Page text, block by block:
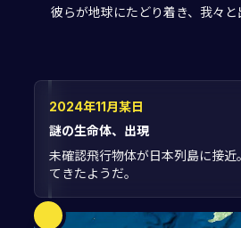
彼らが地球にたどり着き、我々と
2024年11月某日
謎の生命体、出現
未確認飛行物体が日本列島に接近
てきたようだ。